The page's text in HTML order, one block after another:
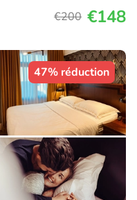
€200 €148
47% réduction